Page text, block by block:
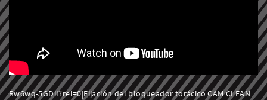
Rw6wq-5GDiI?rel=0|Fijación del bloqueador torácico CAM CLEAN